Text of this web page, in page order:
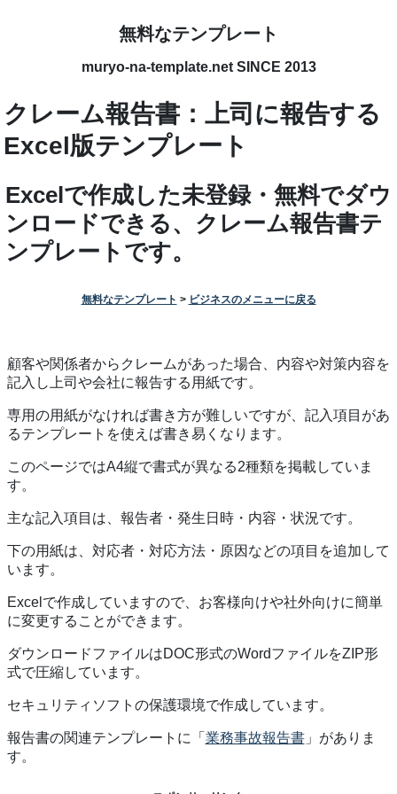
無料なテンプレート
muryo-na-template.net SINCE 2013
クレーム報告書：上司に報告する
Excel版テンプレート
Excelで作成した未登録・無料でダウ
ンロードできる、クレーム報告書テ
ンプレートです。
無料なテンプレート > ビジネスのメニューに戻る
顧客や関係者からクレームがあった場合、内容や対策内容を
記入し上司や会社に報告する用紙です。
専用の用紙がなければ書き方が難しいですが、記入項目があ
るテンプレートを使えば書き易くなります。
このページではA4縦で書式が異なる2種類を掲載していま
す。
主な記入項目は、報告者・発生日時・内容・状況です。
下の用紙は、対応者・対応方法・原因などの項目を追加して
います。
Excelで作成していますので、お客様向けや社外向けに簡単
に変更することができます。
ダウンロードファイルはDOC形式のWordファイルをZIP形
式で圧縮しています。
セキュリティソフトの保護環境で作成しています。
報告書の関連テンプレートに「 業務事故報告書」がありま
す。